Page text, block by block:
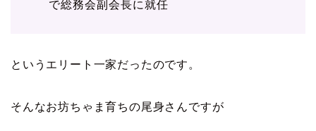
で総務会副会長に就任
というエリート一家だったのです。
そんなお坊ちゃま育ちの尾身さんですが